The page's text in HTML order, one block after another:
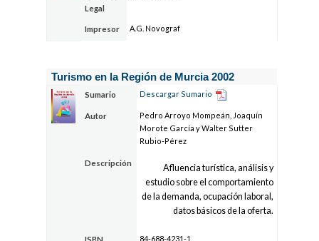
Legal
Impresor A.G. Novograf
Turismo en la Región de Murcia 2002
Sumario Descargar Sumario
Autor
Pedro Arroyo Mompeán, Joaquín
Morote García y Walter Sutter
Rubio-Pérez
Descripción
Afluencia turística, análisis y
estudio sobre el comportamiento
de la demanda, ocupación laboral,
datos básicos de la oferta.
84-688-4231-1